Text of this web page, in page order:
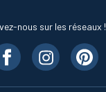
nous sur les réseaux !